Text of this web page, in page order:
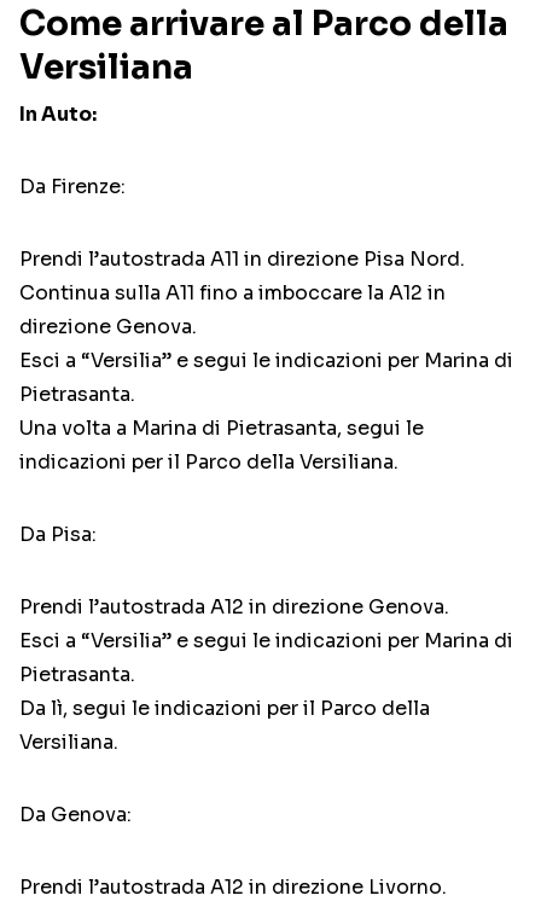
Come arrivare al Parco della
Versiliana
In Auto:
Da Firenze:
Prendi l’autostrada A11 in direzione Pisa Nord.
Continua sulla A11 fino a imboccare la A12 in
direzione Genova.
Esci a “Versilia” e segui le indicazioni per Marina di
Pietrasanta.
Una volta a Marina di Pietrasanta, segui le
indicazioni per il Parco della Versiliana.
Da Pisa:
Prendi l’autostrada A12 in direzione Genova.
Esci a “Versilia” e segui le indicazioni per Marina di
Pietrasanta.
Da lì, segui le indicazioni per il Parco della
Versiliana.
Da Genova:
Prendi l’autostrada A12 in direzione Livorno.